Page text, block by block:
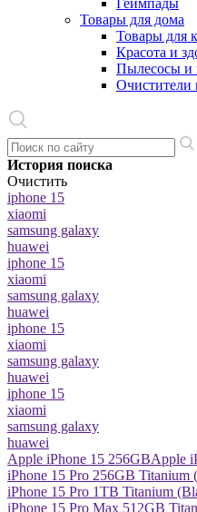
Геймпады
Товары для дома
Товары для
Красота и
Пылесосы и
Очистители
История поиска
Очистить
iphone 15
xiaomi
samsung galaxy
huawei
iphone 15
xiaomi
samsung galaxy
huawei
iphone 15
xiaomi
samsung galaxy
huawei
iphone 15
xiaomi
samsung galaxy
huawei
Apple iPhone 15 256GBApple
iPhone 15 Pro 256GB
iPhone 15 Pro 1TB Titanium
iPhone 15 Pro Max 512GB